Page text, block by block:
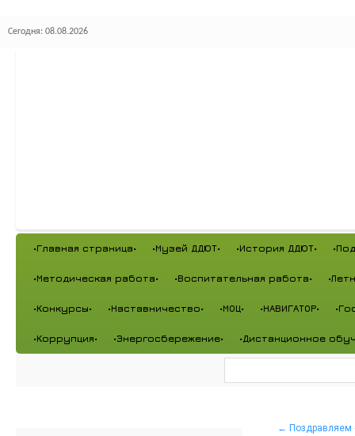
Сегодня: 08.08.2026
•Главная страница• •Музей ДДЮТ• •История ДДЮТ•
•Методическая работа• •Воспитательная работа•
•Конкурсы• •Наставничество• •МОЦ• •НАВИГАТОР•
•Коррупция• •Энергосбережение• •Дистанционное
← Поздравляем